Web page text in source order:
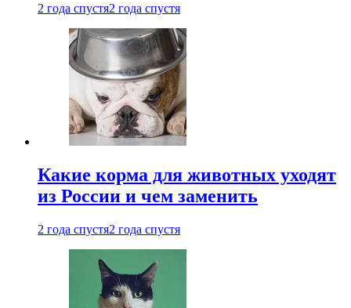
2 года спустя2 года спустя
Какие корма для животных уходят
из России и чем заменить
2 года спустя2 года спустя